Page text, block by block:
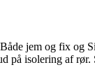
jem og fix og
på isolering af